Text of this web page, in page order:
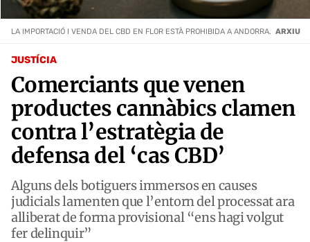
JUSTÍCIA
Comerciants que venen
productes cannàbics clamen
contra l’estratègia de
defensa del ‘cas CBD’
Alguns dels botiguers immersos en causes
judicials lamenten que l’entorn del processat ara
alliberat de forma provisional “ens hagi volgut
fer delinquir”
LA IMPORTACIÓ I VENDA DEL CBD EN FLOR ESTÀ PROHIBIDA A ANDORRA. ARXIU